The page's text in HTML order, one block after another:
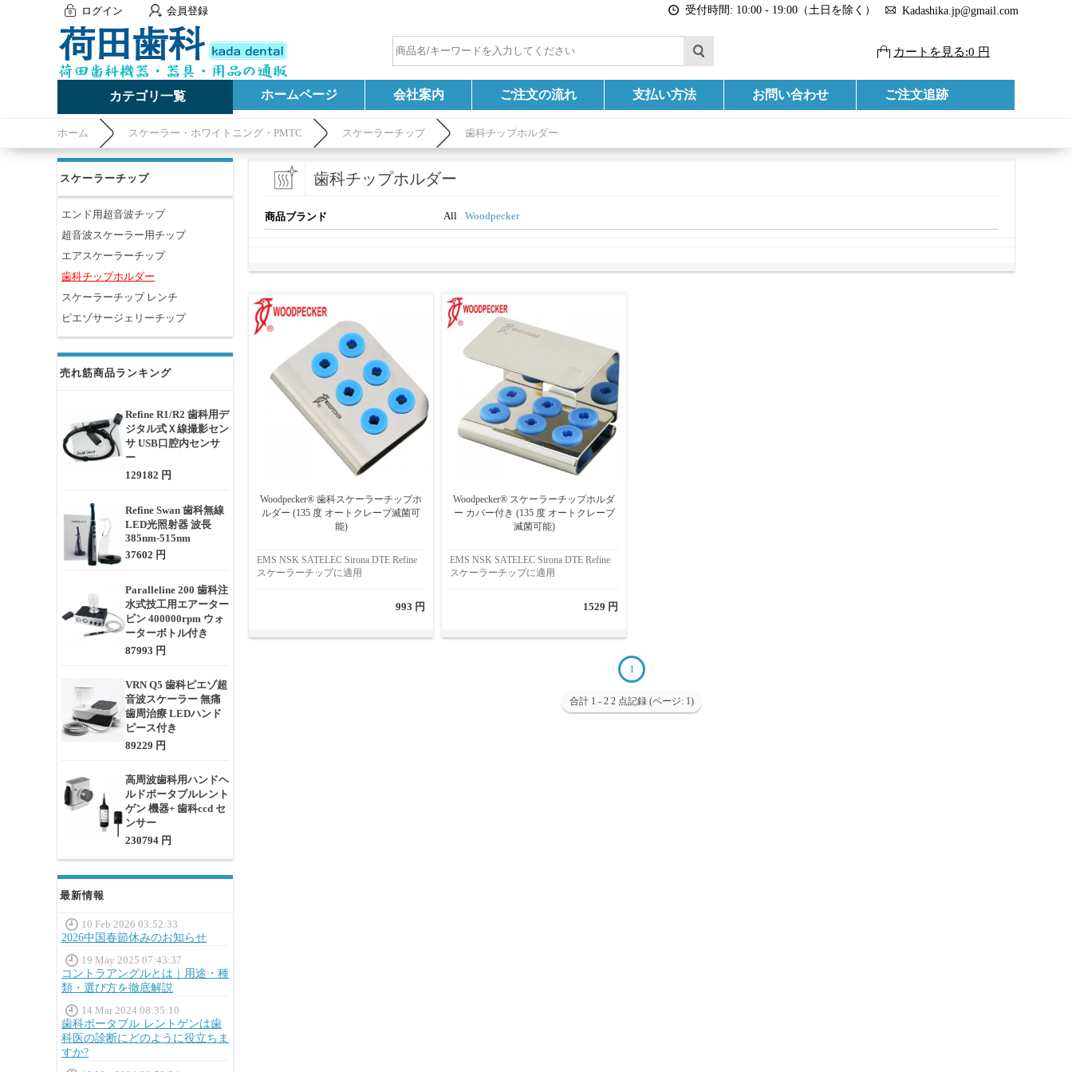
ログイン 会員登録 受付時間: 10:00 - 19:00（土日を除く） Kadashika.jp@gmail.com
カートを見る:0 円
カテゴリ一覧 ホームページ 会社案内 ご注文の流れ 支払い方法 お問い合わせ ご注文追跡
ホーム スケーラー・ホワイトニング・PMTC スケーラーチップ 歯科チップホルダー
スケーラーチップ
エンド用超音波チップ
超音波スケーラー用チップ
エアスケーラーチップ
歯科チップホルダー
スケーラーチップ レンチ
ピエゾサージェリーチップ
売れ筋商品ランキング
Refine R1/R2 歯科用デ
ジタル式Ｘ線撮影セン
サ USB口腔内センサ
ー
129182 円
Refine Swan 歯科無線
LED光照射器 波長
385nm-515nm
37602 円
Paralleline 200 歯科注
水式技工用エアーター
ビン 400000rpm ウォ
ーターボトル付き
87993 円
VRN Q5 歯科ピエゾ超
音波スケーラー 無痛
歯周治療 LEDハンド
ピース付き
89229 円
高周波歯科用ハンドヘ
ルドポータブルレント
ゲン 機器+ 歯科ccd セ
ンサー
230794 円
最新情報
10 Feb 2026 03:52:33
2026中国春節休みのお知らせ
19 May 2025 07:43:37
コントラアングルとは｜用途・種
類・選び方を徹底解説
14 Mar 2024 08:35:10
歯科ポータブル レントゲンは歯
科医の診断にどのように役立ちま
すか?
歯科チップホルダー
商品ブランド All Woodpecker
Woodpecker® 歯科スケーラーチップホ
ルダー (135 度 オートクレーブ滅菌可
能)
EMS NSK SATELEC Sirona DTE Refine
スケーラーチップに適用
993 円
Woodpecker® スケーラーチップホルダ
ー カバー付き (135 度 オートクレーブ
滅菌可能)
EMS NSK SATELEC Sirona DTE Refine
スケーラーチップに適用
1529 円
1
合計 1 - 2 2 点記録 (ページ: 1)